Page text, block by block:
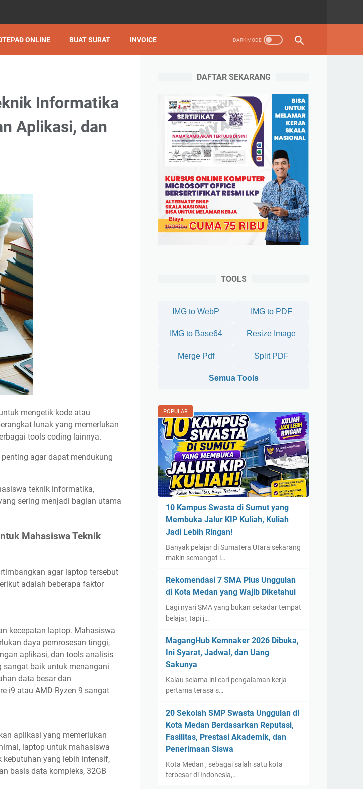
ONLINE BUAT SURAT INVOICE
Informatika
Aplikasi, dan
mengetik kode atau
lunak yang memerlukan
tools coding lainnya.
agar dapat mendukung
teknik informatika,
sering menjadi bagian utama
Mahasiswa Teknik
agar laptop tersebut
adalah beberapa faktor
kecepatan laptop. Mahasiswa
daya pemrosesan tinggi,
aplikasi, dan tools analisis
sangat baik untuk menangani
data besar dan
i9 atau AMD Ryzen 9 sangat
aplikasi yang memerlukan
laptop untuk mahasiswa
kebutuhan yang lebih intensif,
basis data kompleks, 32GB
DAFTAR SEKARANG
TOOLS
IMG to WebP IMG to PDF
IMG to Base64 Resize Image
Merge Pdf Split PDF
Semua Tools
POPULAR
10 Kampus Swasta di Sumut yang
Membuka Jalur KIP Kuliah, Kuliah
Jadi Lebih Ringan!
Banyak pelajar di Sumatera Utara sekarang
makin semangat l…
Rekomendasi 7 SMA Plus Unggulan
di Kota Medan yang Wajib Diketahui
Lagi nyari SMA yang bukan sekadar tempat
belajar, tapi j…
MagangHub Kemnaker 2026 Dibuka,
Ini Syarat, Jadwal, dan Uang
Sakunya
Kalau selama ini cari pengalaman kerja
pertama terasa s…
20 Sekolah SMP Swasta Unggulan di
Kota Medan Berdasarkan Reputasi,
Fasilitas, Prestasi Akademik, dan
Penerimaan Siswa
Kota Medan , sebagai salah satu kota
terbesar di Indonesia,…